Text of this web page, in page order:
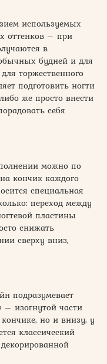
используемых
оттенков – при
в
будней и для
торжественного
подготовить ногти
же просто внести
себя
можно по
кончик каждого
специальная
переход между
пластины
снижать
сверху вниз,
подразумевает
изогнутой части
но и внизу, у
классический